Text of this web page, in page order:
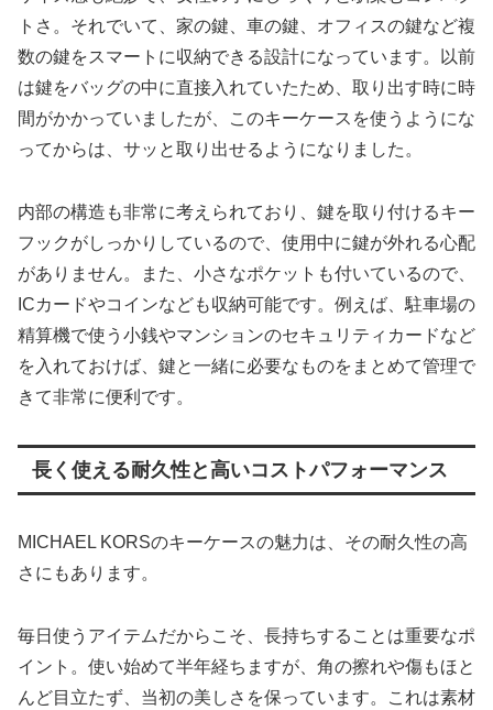
トさ。それでいて、家の鍵、車の鍵、オフィスの鍵など複
数の鍵をスマートに収納できる設計になっています。以前
は鍵をバッグの中に直接入れていたため、取り出す時に時
間がかかっていましたが、このキーケースを使うようにな
ってからは、サッと取り出せるようになりました。
内部の構造も非常に考えられており、鍵を取り付けるキー
フックがしっかりしているので、使用中に鍵が外れる心配
がありません。また、小さなポケットも付いているので、
ICカードやコインなども収納可能です。例えば、駐車場の
精算機で使う小銭やマンションのセキュリティカードなど
を入れておけば、鍵と一緒に必要なものをまとめて管理で
きて非常に便利です。
長く使える耐久性と高いコストパフォーマンス
MICHAEL KORSのキーケースの魅力は、その耐久性の高
さにもあります。
毎日使うアイテムだからこそ、長持ちすることは重要なポ
イント。使い始めて半年経ちますが、角の擦れや傷もほと
んど目立たず、当初の美しさを保っています。これは素材